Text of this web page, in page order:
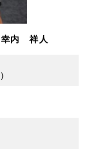
幸内 祥人
)